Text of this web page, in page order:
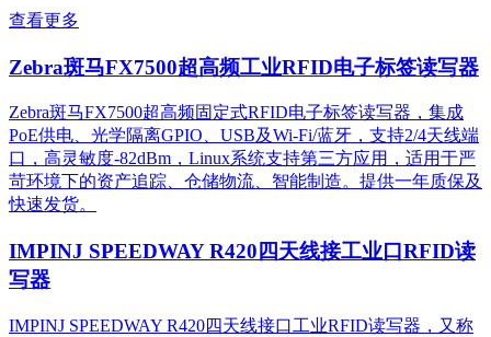
查看更多
Zebra斑马FX7500超高频工业RFID电子标签读写器
Zebra斑马FX7500超高频固定式RFID电子标签读写器，集成
PoE供电、光学隔离GPIO、USB及Wi-Fi/蓝牙，支持2/4天线端
口，高灵敏度-82dBm，Linux系统支持第三方应用，适用于严
苛环境下的资产追踪、仓储物流、智能制造。提供一年质保及
快速发货。
IMPINJ SPEEDWAY R420四天线接工业口RFID读
写器
IMPINJ SPEEDWAY R420四天线接口工业RFID读写器，又称